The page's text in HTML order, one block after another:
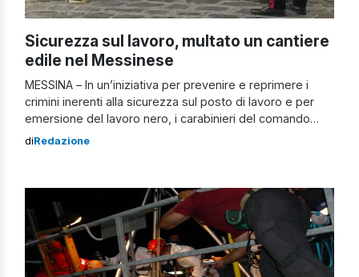
Sicurezza sul lavoro, multato un cantiere
edile nel Messinese
MESSINA – In un’iniziativa per prevenire e reprimere i
crimini inerenti alla sicurezza sul posto di lavoro e per
emersione del lavoro nero, i carabinieri del comando
provinciale di Messina e del Nucleo Ispettorato del
hanno scoperto violazioni alle […]
diRedazione